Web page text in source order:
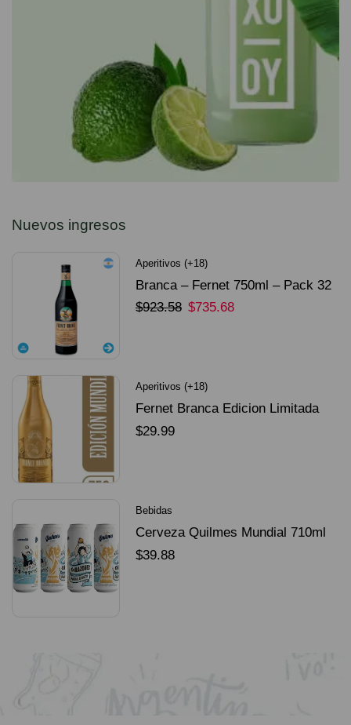
Nuevos ingresos
Aperitivos (+18)
Branca – Fernet 750ml – Pack 32
Unidades
$923.58 $735.68
Aperitivos (+18)
Fernet Branca Edicion Limitada
Dorado Mundial
$29.99
Bebidas
Cerveza Quilmes Mundial 710ml
packX4
$39.88